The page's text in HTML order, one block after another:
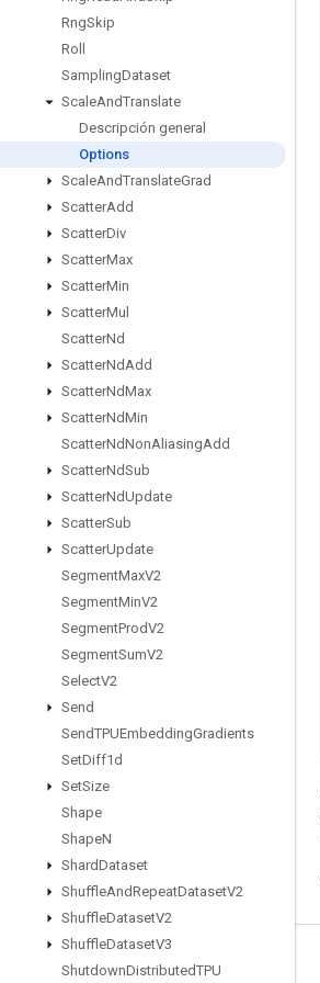
RngSkip
Roll
SamplingDataset
ScaleAndTranslate
Descripción general
Options
ScaleAndTranslateGrad
ScatterAdd
ScatterDiv
ScatterMax
ScatterMin
ScatterMul
ScatterNd
ScatterNdAdd
ScatterNdMax
ScatterNdMin
ScatterNdNonAliasingAdd
ScatterNdSub
ScatterNdUpdate
ScatterSub
ScatterUpdate
SegmentMaxV2
SegmentMinV2
SegmentProdV2
SegmentSumV2
SelectV2
Send
SendTPUEmbeddingGradients
SetDiff1d
SetSize
Shape
ShapeN
ShardDataset
ShuffleAndRepeatDatasetV2
ShuffleDatasetV2
ShuffleDatasetV3
ShutdownDistributedTPU
Mantente conectado